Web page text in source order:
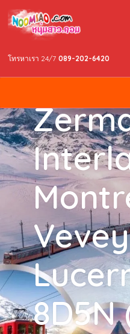
โทรหาเรา 24/7 089-202-6420
ss
Mono
Vevey
8D5N